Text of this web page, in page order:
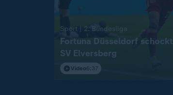
Sport | 2. Bundesliga
Fortuna Düsseldorf schockt
SV Elversberg
Video6:37